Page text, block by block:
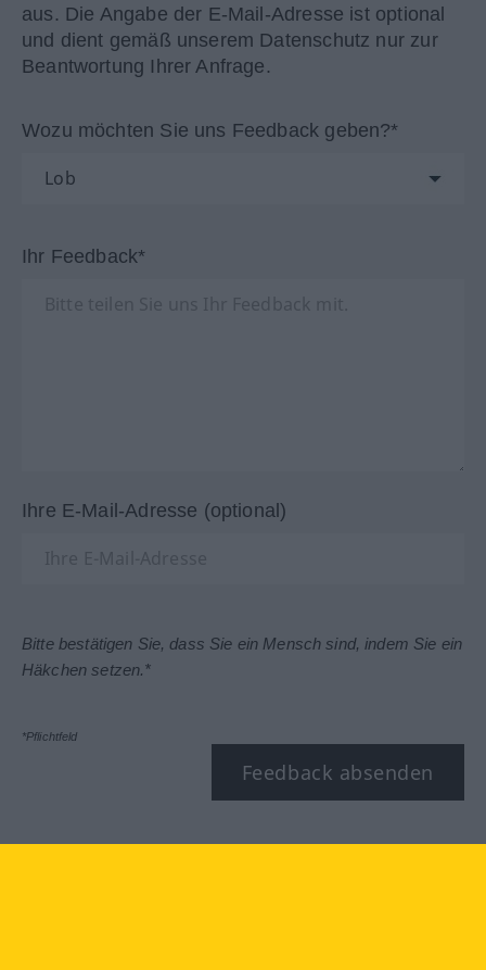
aus. Die Angabe der E-Mail-Adresse ist optional
und dient gemäß unserem Datenschutz nur zur
Beantwortung Ihrer Anfrage.
Wozu möchten Sie uns Feedback geben?*
Ihr Feedback*
Ihre E-Mail-Adresse (optional)
Bitte bestätigen Sie, dass Sie ein Mensch sind, indem Sie ein
Häkchen setzen.*
*Pflichtfeld
Feedback absenden